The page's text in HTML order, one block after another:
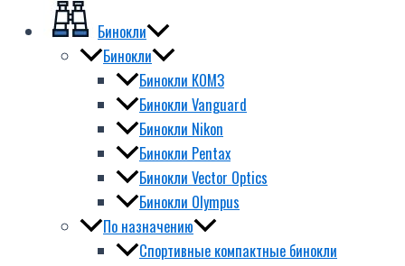
Бинокли
Бинокли
Бинокли КОМЗ
Бинокли Vanguard
Бинокли Nikon
Бинокли Pentax
Бинокли Vector Optics
Бинокли Olympus
По назначению
Спортивные компактные бинокли